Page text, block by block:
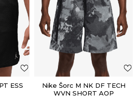
ESS
Nike Šorc M NK DF TECH
WVN SHORT AOP